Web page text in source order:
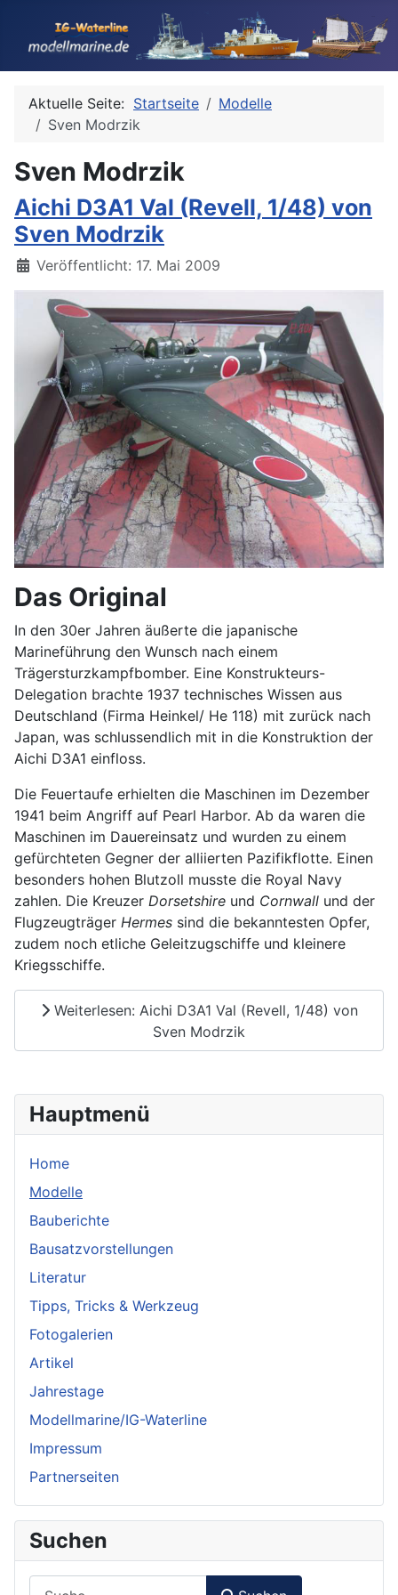
Hauptmenü
Home
Modelle
Bauberichte
Bausatzvorstellungen
Literatur
Tipps, Tricks & Werkzeug
Fotogalerien
Artikel
Jahrestage
Modellmarine/IG-Waterline
Impressum
Partnerseiten
Suchen
Aktuelle Seite: Startseite
Modelle
Sven Modrzik
Sven Modrzik
Aichi D3A1 Val (Revell, 1/48) von
Sven Modrzik
Details
Veröffentlicht: 17. Mai 2009
Das Original
In den 30er Jahren äußerte die japanische
Marineführung den Wunsch nach einem
Trägersturzkampfbomber. Eine Konstrukteurs-
Delegation brachte 1937 technisches Wissen aus
Deutschland (Firma Heinkel/ He 118) mit zurück nach
Japan, was schlussendlich mit in die Konstruktion der
Aichi D3A1 einfloss.
Die Feuertaufe erhielten die Maschinen im Dezember
1941 beim Angriff auf Pearl Harbor. Ab da waren die
Maschinen im Dauereinsatz und wurden zu einem
gefürchteten Gegner der alliierten Pazifikflotte. Einen
besonders hohen Blutzoll musste die Royal Navy
zahlen. Die Kreuzer Dorsetshire und Cornwall und der
Flugzeugträger Hermes sind die bekanntesten Opfer,
zudem noch etliche Geleitzugschiffe und kleinere
Kriegsschiffe.
Weiterlesen: Aichi D3A1 Val (Revell, 1/48) von
Sven Modrzik